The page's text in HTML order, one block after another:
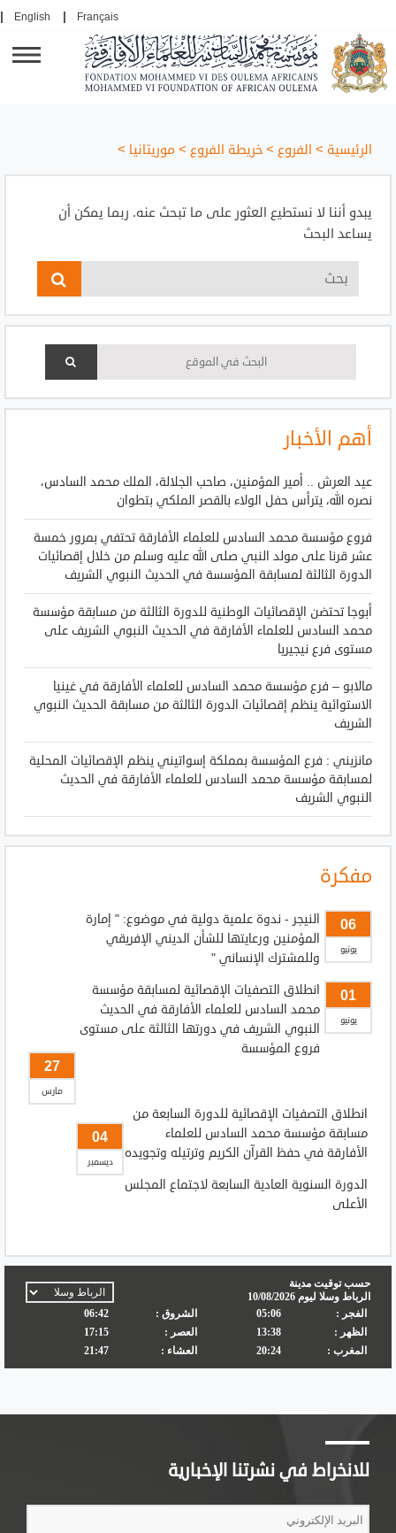
Français
English
الرئيسية > الفروع >خريطة الفروع >موريتانيا >
يبدو أننا لا نستطيع العثور على ما تبحث عنه. ربما يمكن أن
يساعد البحث
أهم الأخبار
عيد العرش .. أمير المؤمنين، صاحب الجلالة، الملك محمد السادس،
نصره الله، يترأس حفل الولاء بالقصر الملكي بتطوان
فروع مؤسسة محمد السادس للعلماء الأفارقة تحتفي بمرور خمسة
عشر قرنا على مولد النبي صلى الله عليه وسلم من خلال إقصائيات
الدورة الثالثة لمسابقة المؤسسة في الحديث النبوي الشريف
أبوجا تحتضن الإقصائيات الوطنية للدورة الثالثة من مسابقة مؤسسة
محمد السادس للعلماء الأفارقة في الحديث النبوي الشريف على
مستوى فرع نيجيريا
مالابو – فرع مؤسسة محمد السادس للعلماء الأفارقة في غينيا
الاستوائية ينظم إقصائيات الدورة الثالثة من مسابقة الحديث النبوي
الشريف
مانزيني : فرع المؤسسة بمملكة إسواتيني ينظم الإقصائيات المحلية
لمسابقة مؤسسة محمد السادس للعلماء الأفارقة في الحديث
النبوي الشريف
مفكرة
06
يونيو
النيجر - ندوة علمية دولية في موضوع: " إمارة
المؤمنين ورعايتها للشأن الديني الإفريقي
وللمشترك الإنساني "
01
يونيو
انطلاق التصفيات الإقصائية لمسابقة مؤسسة
محمد السادس للعلماء الأفارقة في الحديث
النبوي الشريف في دورتها الثالثة على مستوى
فروع المؤسسة
27
مارس
انطلاق التصفيات الإقصائية للدورة السابعة من
مسابقة مؤسسة محمد السادس للعلماء
الأفارقة في حفظ القرآن الكريم وترتيله وتجويده
04
ديسمبر
الدورة السنوية العادية السابعة لاجتماع المجلس
الأعلى
للانخراط في نشرتنا الإخبارية